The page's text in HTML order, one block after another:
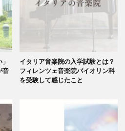
音
イタリア音楽院の入学試験とは？
フィレンツェ音楽院バイオリン科
を受験して感じたこと